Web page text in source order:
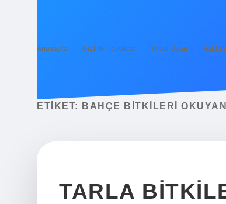
Anasayfa Gizlilik Politikası Yasal Uyarı
ETIKET: BAHÇE BITKILERI
TARLA